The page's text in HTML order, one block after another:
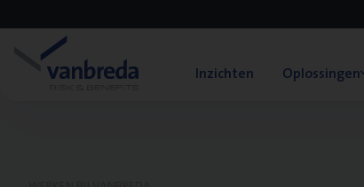
Inzichten Oplossingen